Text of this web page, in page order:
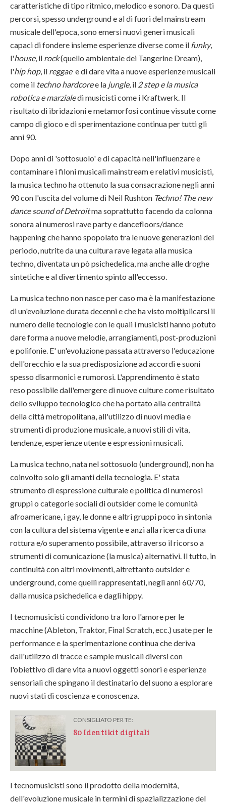
caratteristiche di tipo ritmico, melodico e sonoro. Da questi
percorsi, spesso underground e al di fuori del mainstream
musicale dell'epoca, sono emersi nuovi generi musicali
capaci di fondere insieme esperienze diverse come il funky,
l'house, il rock(quello ambientale dei Tangerine Dream),
l'hip hop, il reggaee di dare vita a nuove esperienze musicali
come il techno hardcoree la jungle, il 2 step e la musica
robotica e marzialedi musicisti come i Kraftwerk. Il
risultato di ibridazioni e metamorfosi continue vissute come
campo di gioco e di sperimentazione continua per tutti gli
anni 90.
Dopo anni di 'sottosuolo' e di capacità nell'influenzare e
contaminare i filoni musicali mainstream e relativi musicisti,
la musica techno ha ottenuto la sua consacrazione negli anni
90 con l'uscita del volume di Neil Rushton Techno! The new
dance sound of Detroitma soprattutto facendo da colonna
sonora ai numerosi rave party e dancefloors/dance
happening che hanno spopolato tra le nuove generazioni del
periodo, nutrite da una cultura rave legata alla musica
techno, diventata un pò psichedelica, ma anche alle droghe
sintetiche e al divertimento spinto all'eccesso.
La musica techno non nasce per caso ma è la manifestazione
di un'evoluzione durata decenni e che ha visto moltiplicarsi il
numero delle tecnologie con le quali i musicisti hanno potuto
dare forma a nuove melodie, arrangiamenti, post-produzioni
e polifonie. E' un'evoluzione passata attraverso l'educazione
dell'orecchio e la sua predisposizione ad accordi e suoni
spesso disarmonici e rumorosi. L'apprendimento è stato
reso possibile dall'emergere di nuove culture come risultato
dello sviluppo tecnologico che ha portato alla centralità
della città metropolitana, all'utilizzo di nuovi media e
strumenti di produzione musicale, a nuovi stili di vita,
tendenze, esperienze utente e espressioni musicali.
La musica techno, nata nel sottosuolo (underground), non ha
coinvolto solo gli amanti della tecnologia. E' stata
strumento di espressione culturale e politica di numerosi
gruppi o categorie sociali di outsider come le comunità
afroamericane, i gay, le donne e altri gruppi poco in sintonia
con la cultura del sistema vigente e anzi alla ricerca di una
rottura e/o superamento possibile, attraverso il ricorso a
strumenti di comunicazione (la musica) alternativi. Il tutto, in
continuità con altri movimenti, altrettanto outsider e
underground, come quelli rappresentati, negli anni 60/70,
dalla musica psichedelica e dagli hippy.
I tecnomusicisti condividono tra loro l'amore per le
macchine (Ableton, Traktor, Final Scratch, ecc.) usate per le
performance e la sperimentazione continua che deriva
dall'utilizzo di tracce e sample musicali diversi con
l'obiettivo di dare vita a nuovi oggetti sonori e esperienze
sensoriali che spingano il destinatario del suono a esplorare
nuovi stati di coscienza e conoscenza.
CONSIGLIATO PER TE:
80 Identikit digitali
I tecnomusicisti sono il prodotto della modernità,
dell'evoluzione musicale in termini di spazializzazione del